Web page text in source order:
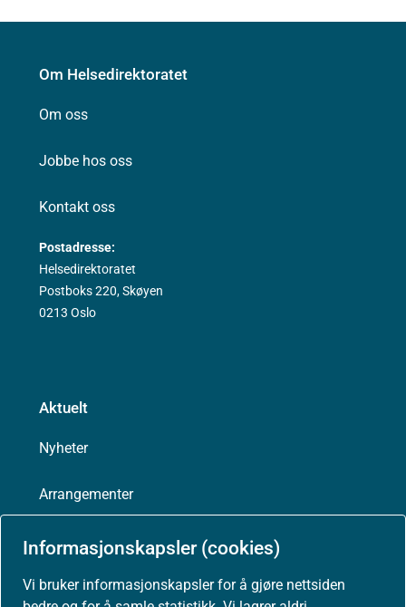
Informasjonskapsler (cookies)
Vi bruker informasjonskapsler for å gjøre nettsiden
Om Helsedirektoratet
Om oss
Jobbe hos oss
Kontakt oss
Postadresse:
Helsedirektoratet
Postboks 220, Skøyen
0213 Oslo
Aktuelt
Nyheter
Arrangementer
Høringer
Presse